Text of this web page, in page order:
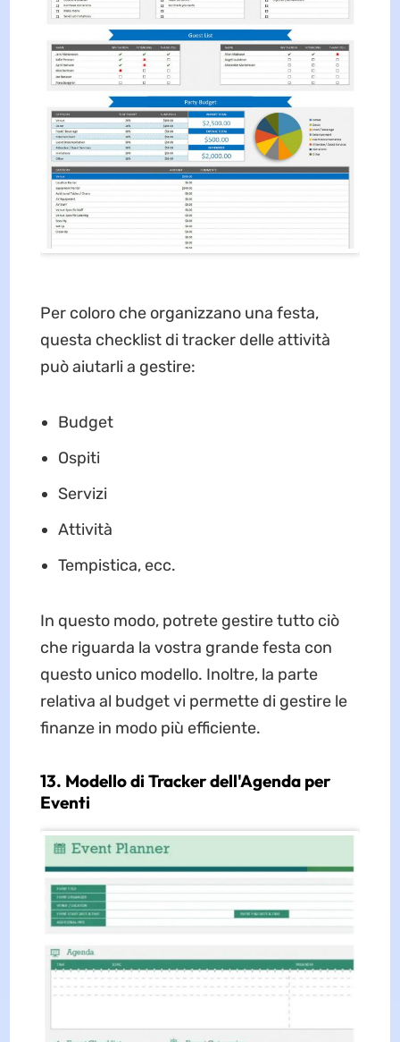
Per coloro che organizzano una festa,
questa checklist di tracker delle attività
può aiutarli a gestire:
Budget
Ospiti
Servizi
Attività
Tempistica, ecc.
In questo modo, potrete gestire tutto ciò
che riguarda la vostra grande festa con
questo unico modello. Inoltre, la parte
relativa al budget vi permette di gestire le
finanze in modo più efficiente.
13. Modello di Tracker dell'Agenda per
Eventi